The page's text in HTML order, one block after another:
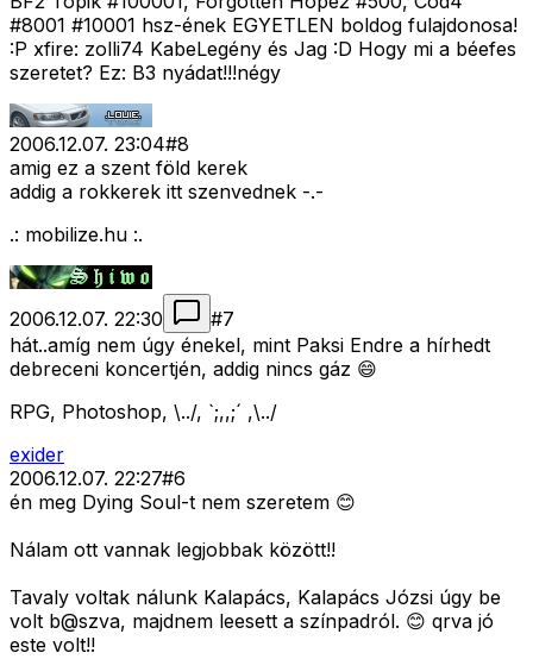
#8001 #10001 hsz-ének EGYETLEN boldog fulajdonosa!
:P xfire: zolli74 KabeLegény és Jag :D Hogy mi a béefes
szeretet? Ez: B3 nyádat!!!négy
2006.12.07. 23:04#8
amig ez a szent föld kerek
addig a rokkerek itt szenvednek -.-
.: mobilize.hu :.
2006.12.07. 22:30 #7
hát..amíg nem úgy énekel, mint Paksi Endre a hírhedt
debreceni koncertjén, addig nincs gáz 😄
RPG, Photoshop, \../, `;,,;´ ,\../
exider
2006.12.07. 22:27#6
én meg Dying Soul-t nem szeretem 😊
Nálam ott vannak legjobbak között!!
Tavaly voltak nálunk Kalapács, Kalapács Józsi úgy be
volt b@szva, majdnem leesett a színpadról. 😊 qrva jó
este volt!!